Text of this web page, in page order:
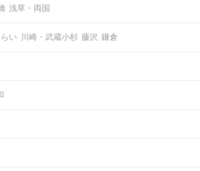
浅草・両国
い 川崎・武蔵小杉 藤沢 鎌倉